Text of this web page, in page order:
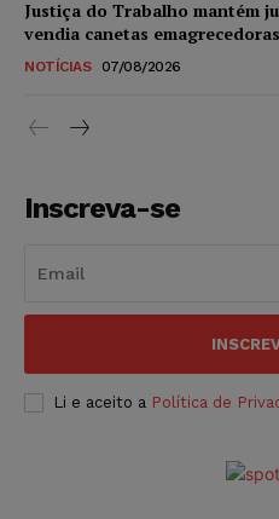
Justiça do Trabalho mantém
vendia canetas
NOTÍCIAS 07/08/2026
Inscreva-se
Li e aceito a Política de